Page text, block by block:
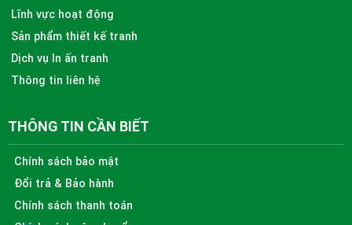
Lĩnh vực hoạt động
Sản phẩm thiết kế tranh
Dịch vụ In ấn tranh
Thông tin liên hệ
THÔNG TIN CẦN BIẾT
Chính sách bảo mật
Đổi trả & Bảo hành
Chính sách thanh toán